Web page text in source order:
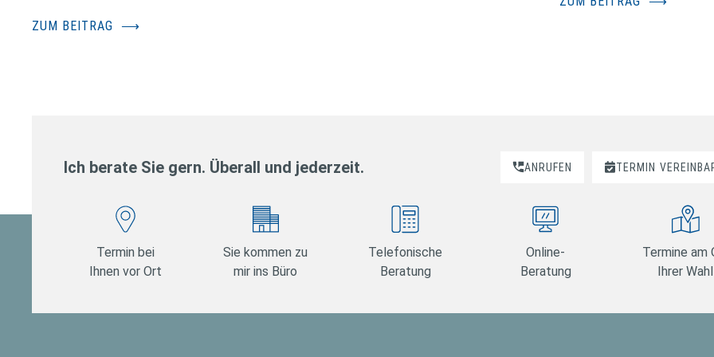
ZUM BEITRAG ⟶
Ich berate Sie gern. Überall und jederzeit. ANRUFEN TERMIN
Termin bei
Ihnen vor Ort
Sie kommen zu
mir ins Büro
Telefonische
Beratung
Online-
Beratung
Termine am
Ihrer Wahl